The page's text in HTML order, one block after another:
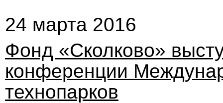
24 марта 2016
Фонд «Сколково»
конференции
технопарков